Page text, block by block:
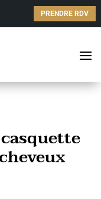
PRENDRE RDV